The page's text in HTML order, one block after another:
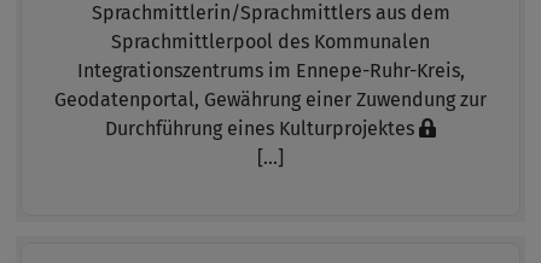
Sprachmittlerin/Sprachmittlers aus dem
Sprachmittlerpool des Kommunalen
Integrationszentrums im Ennepe-Ruhr-Kreis,
Geodatenportal, Gewährung einer Zuwendung zur
Durchführung eines Kulturprojektes
[...]